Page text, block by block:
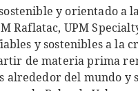
y orientado a
Raflatac, UPM
y sostenibles a la
de materia prima
del mundo y